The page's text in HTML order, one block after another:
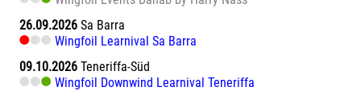
26.09.2026 Sa Barra
Wingfoil Learnival Sa Barra
09.10.2026 Teneriffa-Süd
Wingfoil Downwind Learnival Teneriffa